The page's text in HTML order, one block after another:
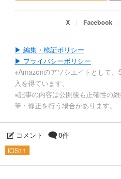
X Facebook
▶ 編集・検証ポリシー
▶ プライバシーポリシー
※Amazonのアソシエイトとして、
入を得ています。
※記事の内容は公開後も正確性の
筆・修正を行う場合があります。
コメント
0件
iOS11